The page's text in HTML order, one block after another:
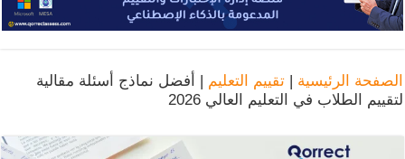
الصفحة الرئيسية |تقييم التعليم |
أفضل نماذج أسئلة مقالية
لتقييم الطلاب في التعليم العالي 2026